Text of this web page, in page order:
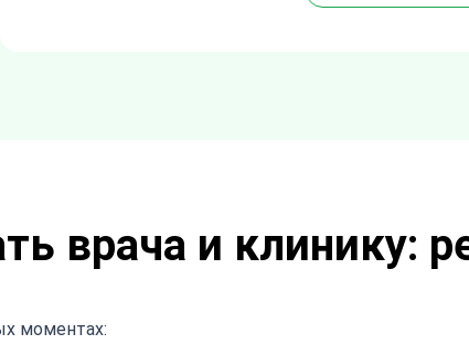
врача и клинику:
моментах: